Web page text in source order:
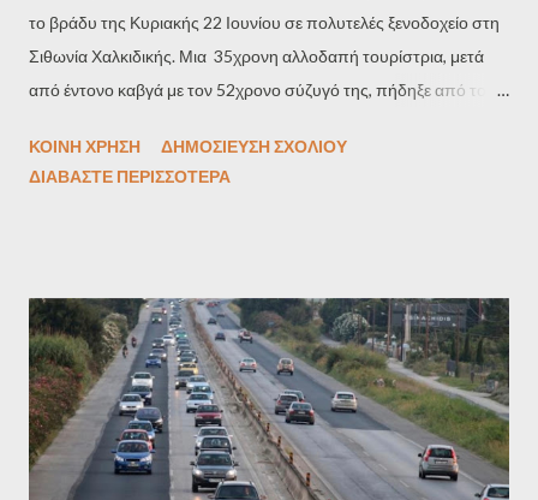
το βράδυ της Κυριακής 22 Ιουνίου σε πολυτελές ξενοδοχείο στη
Σιθωνία Χαλκιδικής. Μια 35χρονη αλλοδαπή τουρίστρια, μετά
από έντονο καβγά με τον 52χρονο σύζυγό της, πήδηξε από το
τον ίδιο. Το μπαλκόνι βρισκόταν σε μικρό ύψος και η γυναίκα δεν
υπόθεση ερευνάται από την Αστυνομία, ενώ το περιστατικό έχει
προκαλέσει αναστάτωση στην περιοχή. Πηγή:typosthes.gr
ΚΟΙΝΉ ΧΡΉΣΗ
ΔΗΜΟΣΊΕΥΣΗ ΣΧΟΛΊΟΥ
ΔΙΑΒΆΣΤΕ ΠΕΡΙΣΣΌΤΕΡΑ